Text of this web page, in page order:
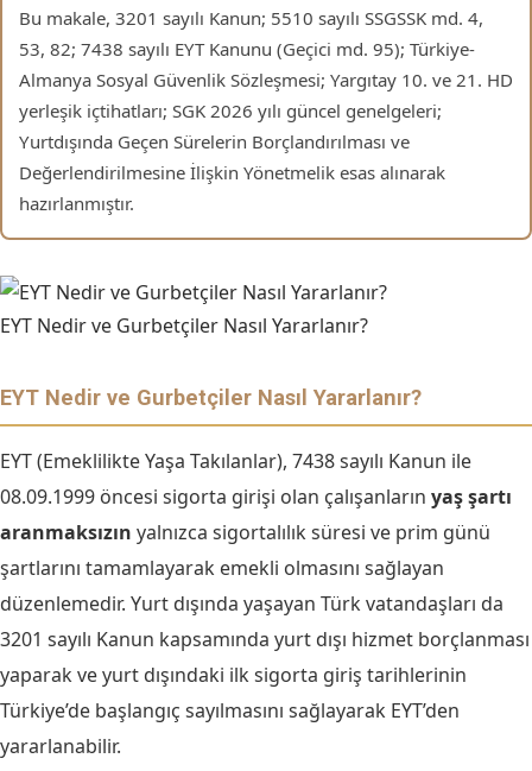
Bu makale, 3201 sayılı Kanun; 5510 sayılı SSGSSK md. 4,
53, 82; 7438 sayılı EYT Kanunu (Geçici md. 95); Türkiye-
Almanya Sosyal Güvenlik Sözleşmesi; Yargıtay 10. ve 21. HD
yerleşik içtihatları; SGK 2026 yılı güncel genelgeleri;
Yurtdışında Geçen Sürelerin Borçlandırılması ve
Değerlendirilmesine İlişkin Yönetmelik esas alınarak
hazırlanmıştır.
EYT Nedir ve Gurbetçiler Nasıl Yararlanır?
EYT Nedir ve Gurbetçiler Nasıl Yararlanır?
EYT (Emeklilikte Yaşa Takılanlar), 7438 sayılı Kanun ile
08.09.1999 öncesi sigorta girişi olan çalışanların yaş şartı
aranmaksızın yalnızca sigortalılık süresi ve prim günü
şartlarını tamamlayarak emekli olmasını sağlayan
düzenlemedir. Yurt dışında yaşayan Türk vatandaşları da
3201 sayılı Kanun kapsamında yurt dışı hizmet borçlanması
yaparak ve yurt dışındaki ilk sigorta giriş tarihlerinin
Türkiye’de başlangıç sayılmasını sağlayarak EYT’den
yararlanabilir.